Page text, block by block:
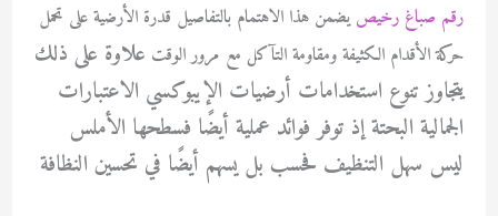
رقم صباغ رخيصيضمن هذا الاهتمام بالتفاصيل قدرة الأرضية على تحمل
حركة الأقدام الكثيفة ومقاومة التآكل مع مرور الوقت علاوة على ذلك
يتجاوز تنوع استخدامات أرضيات الإيبوكسي الاعتبارات
الجمالية البحتة إذ توفر فوائد عملية أيضًا فسطحها الأملس
ليس سهل التنظيف فحسب بل يسهم أيضًا في تحسين النظافة